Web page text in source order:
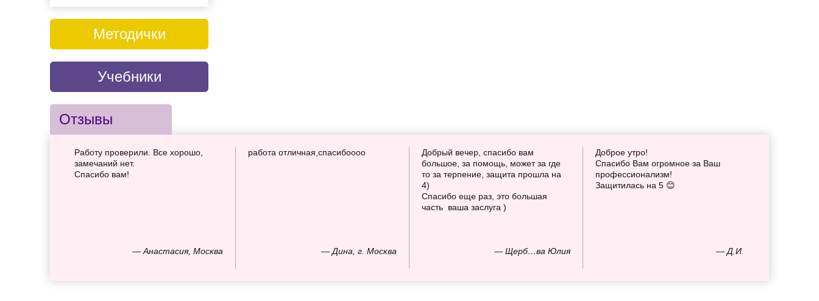
Методички
Учебники
Отзывы
— Анастасия, Москва
Работу проверили. Все хорошо,
замечаний нет.
Спасибо вам!
— Дина, г. Москва
работа отличная,спасибоооо
— Щерб…ва Юлия
Добрый вечер, спасибо вам
большое, за помощь, может за где
то за терпение, защита прошла на
4)
Спасибо еще раз, это большая
часть ваша заслуга )
— Д.И.
Доброе утро!
Спасибо Вам огромное за Ваш
профессионализм!
Защитилась на 5 😊